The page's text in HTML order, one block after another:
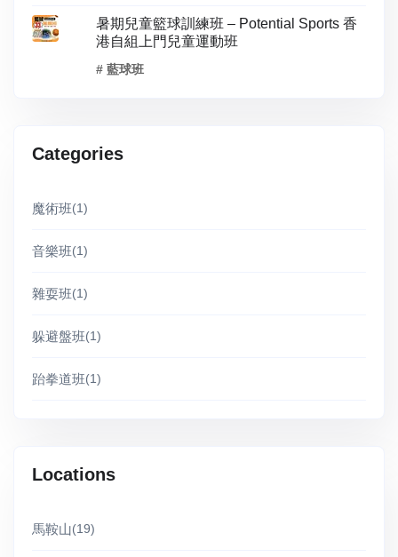
暑期兒童籃球訓練班 – Potential Sports 香
港自組上門兒童運動班
# 藍球班
Categories
魔術班(1)
音樂班(1)
雜耍班(1)
躲避盤班(1)
跆拳道班(1)
Locations
馬鞍山(19)